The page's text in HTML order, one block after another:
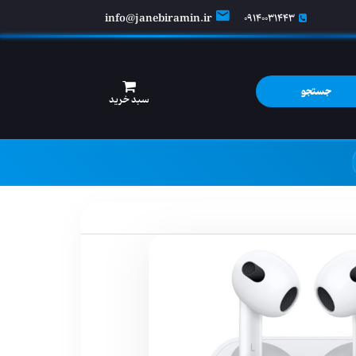
09140031443
info@janebiramin.ir
جستجو
سبد خرید